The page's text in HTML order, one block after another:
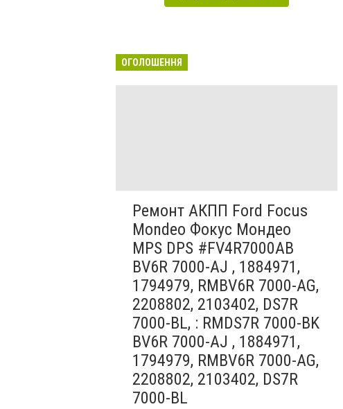
ОГОЛОШЕННЯ
Ремонт АКПП Ford Focus
Mondeo Фокус Мондео
MPS DPS #FV4R7000AB
BV6R 7000-AJ , 1884971,
1794979, RMBV6R 7000-AG,
2208802, 2103402, DS7R
7000-BL, : RMDS7R 7000-BK
BV6R 7000-AJ , 1884971,
1794979, RMBV6R 7000-AG,
2208802, 2103402, DS7R
7000-BL